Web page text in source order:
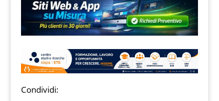
Condividi: